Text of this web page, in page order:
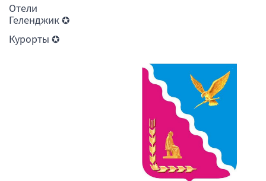
Отели
Геленджик ✪
Курорты ✪